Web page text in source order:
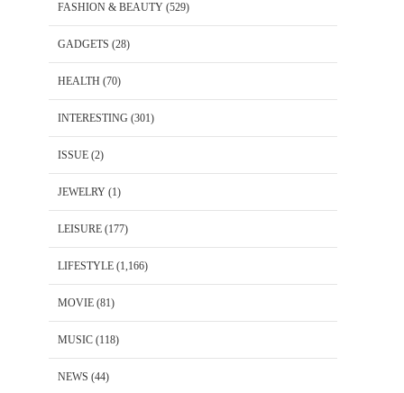
FASHION & BEAUTY (529)
GADGETS (28)
HEALTH (70)
INTERESTING (301)
ISSUE (2)
JEWELRY (1)
LEISURE (177)
LIFESTYLE (1,166)
MOVIE (81)
MUSIC (118)
NEWS (44)